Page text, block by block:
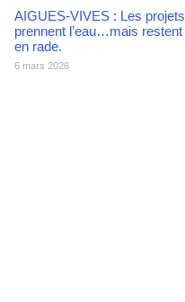
AIGUES-VIVES : Les projets
prennent l’eau…mais restent
en rade.
6 mars 2026